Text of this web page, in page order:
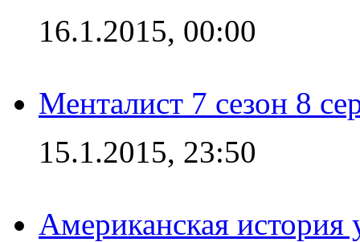
16.1.2015, 00:00
Менталист 7 сезон 8
15.1.2015, 23:50
Американская история